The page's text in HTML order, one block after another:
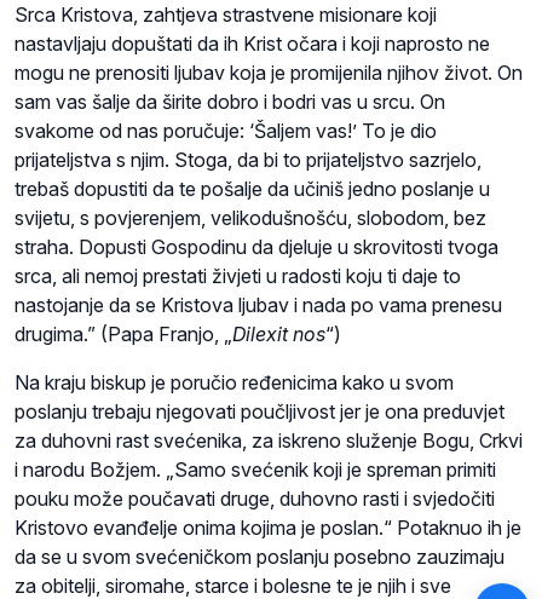
Srca Kristova, zahtjeva strastvene misionare koji
nastavljaju dopuštati da ih Krist očara i koji naprosto ne
mogu ne prenositi ljubav koja je promijenila njihov život. On
sam vas šalje da širite dobro i bodri vas u srcu. On
svakome od nas poručuje: ‘Šaljem vas!’ To je dio
prijateljstva s njim. Stoga, da bi to prijateljstvo sazrjelo,
trebaš dopustiti da te pošalje da učiniš jedno poslanje u
svijetu, s povjerenjem, velikodušnošću, slobodom, bez
straha. Dopusti Gospodinu da djeluje u skrovitosti tvoga
srca, ali nemoj prestati živjeti u radosti koju ti daje to
nastojanje da se Kristova ljubav i nada po vama prenesu
drugima.” (Papa Franjo, „ Dilexit nos“)
Na kraju biskup je poručio ređenicima kako u svom
poslanju trebaju njegovati poučljivost jer je ona preduvjet
za duhovni rast svećenika, za iskreno služenje Bogu, Crkvi
i narodu Božjem. „Samo svećenik koji je spreman primiti
pouku može poučavati druge, duhovno rasti i svjedočiti
Kristovo evanđelje onima kojima je poslan.“ Potaknuo ih je
da se u svom svećeničkom poslanju posebno zauzimaju
za obitelji, siromahe, starce i bolesne te je njih i sve